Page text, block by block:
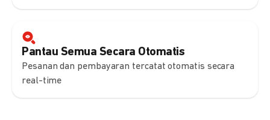
Pantau Semua Secara Otomatis
Pesanan dan pembayaran tercatat otomatis secara
real-time